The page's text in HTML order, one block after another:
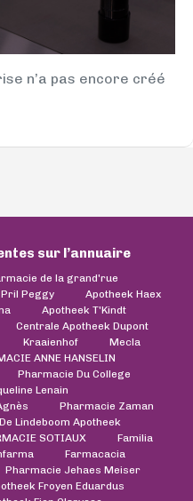
n’a pas encore créé
sur l’annuaire
de la grand'rue
Peggy
Apotheek Haex
Apotheek T'Kindt
Centrale Apotheek Dupont
Kraaienhof
Mecla
ANNE HANSELIN
Pharmacie Du College
Lenain
Pharmacie Zaman
De Lindeboom Apotheek
SOTIAUX
Familia
Farmacacia
Pharmacie Jehaes Meiser
Froyen Eduardus